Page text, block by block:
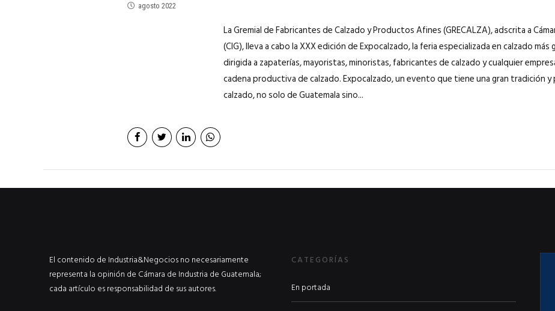
agosto 2022
La Gremial de Fabricantes de Calzado y Productos Afines (GRECALZA), adscrita a
(CIG), lleva a cabo la XXX edición de Expocalzado, la feria especializada en calzado
dirigida a zapaterías, mayoristas, minoristas, fabricantes de calzado y cualquier
cadena productiva de calzado. Expocalzado, un evento que tiene una gran tradición
calzado, no solo de Guatemala sino...
El contenido de Industria&Negocios no necesariamente
representa la opinión de Cámara de Industria de Guatemala;
cada artículo es responsabilidad de sus autores.
CATEGORÍAS
En portada